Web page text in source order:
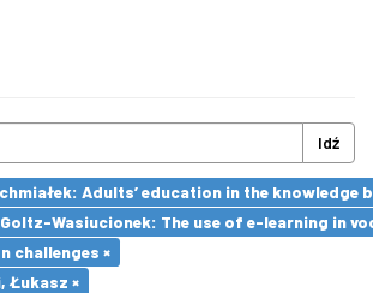
Idź
Adults’ education in the knowledge
Wasiucionek: The use of e-learning in
challenges ×
Łukasz ×